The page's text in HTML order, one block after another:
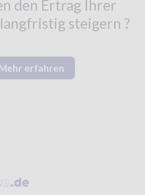
den Ertrag Ihrer
steigern ?
erfahren